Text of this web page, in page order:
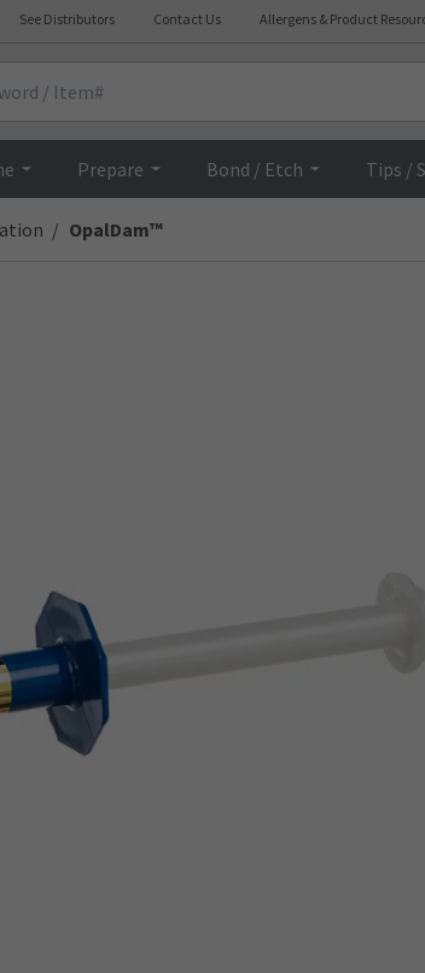
See Distributors Contact Us Allergens & Product
Prepare Bond / Etch Tips /
OpalDam™